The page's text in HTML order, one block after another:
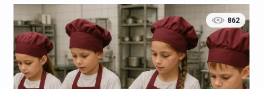
Зимние Исторические
862